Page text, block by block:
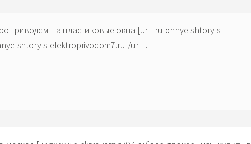
на пластиковые окна [url=rulonnye-shtory-s-
shtory-s-elektroprivodom7.ru[/url] .